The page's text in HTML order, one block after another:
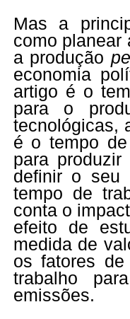
Mas a
como planear
a produção
economia
artigo é o
para o
tecnológicas,
é o tempo
para
definir o seu
tempo de
conta o
efeito de
medida de
os fatores
trabalho
emissões.